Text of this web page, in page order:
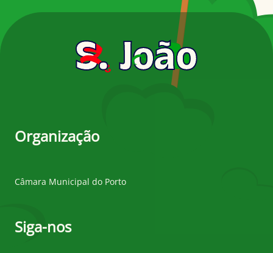
Organização
Câmara Municipal do Porto
Siga-nos